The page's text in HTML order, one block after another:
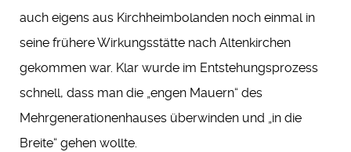
auch eigens aus Kirchheimbolanden noch einmal in
seine frühere Wirkungsstätte nach Altenkirchen
gekommen war. Klar wurde im Entstehungsprozess
schnell, dass man die „engen Mauern“ des
Mehrgenerationenhauses überwinden und „in die
Breite“ gehen wollte.